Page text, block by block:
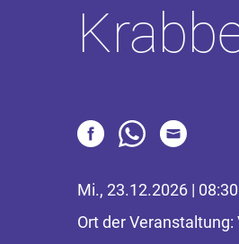
Mi., 23.12.2026 |
Ort der